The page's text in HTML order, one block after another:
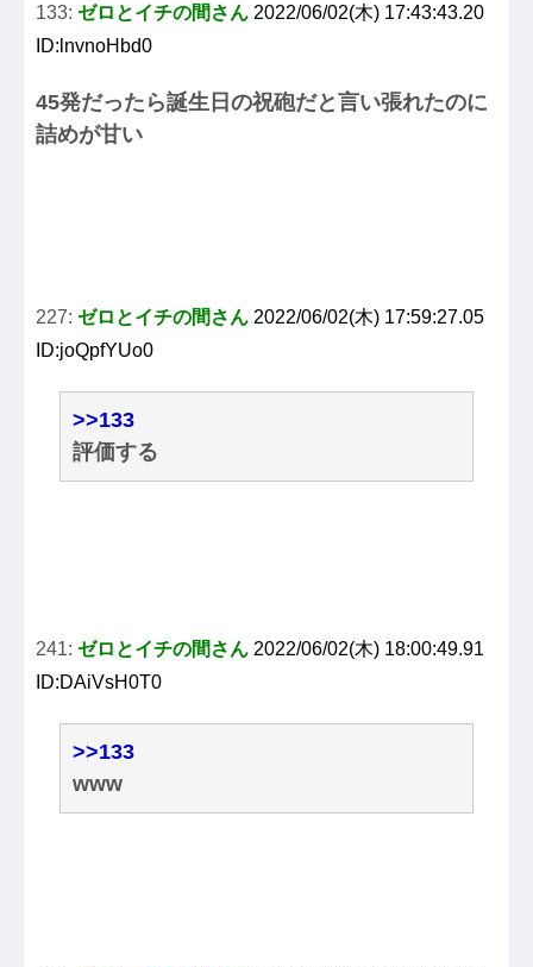
133: ゼロとイチの間さん 2022/06/02(木) 17:43:43.20
ID:lnvnoHbd0
45発だったら誕生日の祝砲だと言い張れたのに
詰めが甘い
227: ゼロとイチの間さん 2022/06/02(木) 17:59:27.05
ID:joQpfYUo0
>>133
評価する
241: ゼロとイチの間さん 2022/06/02(木) 18:00:49.91
ID:DAiVsH0T0
>>133
www